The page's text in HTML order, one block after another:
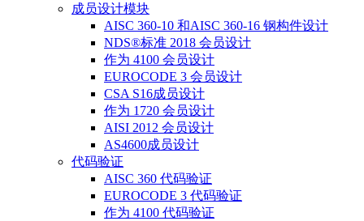
成员设计模块
AISC 360-10 和AISC 360-16 钢构件设计
NDS®标准 2018 会员设计
作为 4100 会员设计
EUROCODE 3 会员设计
CSA S16成员设计
作为 1720 会员设计
AISI 2012 会员设计
AS4600成员设计
代码验证
AISC 360 代码验证
EUROCODE 3 代码验证
作为 4100 代码验证